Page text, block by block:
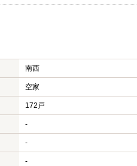
南西
空家
172戸
-
-
-